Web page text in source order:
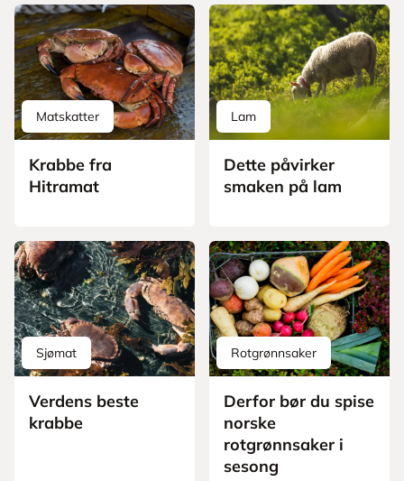
Matskatter
Krabbe fra
Hitramat
Lam
Dette påvirker
smaken på lam
Sjømat
Verdens beste
krabbe
Rotgrønnsaker
Derfor bør du spise
norske
rotgrønnsaker i
sesong